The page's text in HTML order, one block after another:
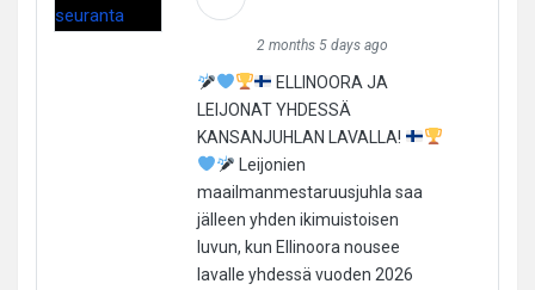
2 months 5 days ago
ELLINOORA JA
LEIJONAT YHDESSÄ
KANSANJUHLAN LAVALLA!
Leijonien
maailmanmestaruusjuhla saa
jälleen yhden ikimuistoisen
luvun, kun Ellinoora nousee
lavalle yhdessä vuoden 2026